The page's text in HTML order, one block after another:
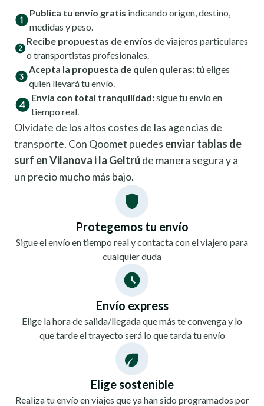
Publica tu envío gratis indicando origen, destino,
medidas y peso.
Recibe propuestas de envíos de viajeros particulares
o transportistas profesionales.
Acepta la propuesta de quien quieras:tú eliges
quien llevará tu envío.
Envía con total tranquilidad:sigue tu envío en
tiempo real.
Olvídate de los altos costes de las agencias de
transporte. Con Qoomet puedes enviar tablas de
surf en Vilanova i la Geltrú de manera segura y a
un precio mucho más bajo.
Protegemos tu envío
Sigue el envío en tiempo real y contacta con el viajero para
cualquier duda
Envío express
Elige la hora de salida/llegada que más te convenga y lo
que tarde el trayecto será lo que tarda tu envío
Elige sostenible
Realiza tu envío en viajes que ya han sido programados por